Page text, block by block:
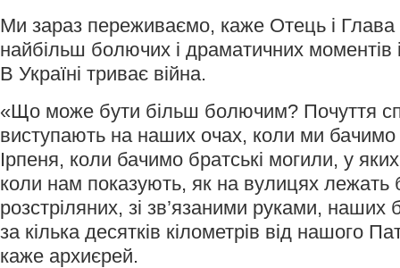
Ми зараз переживаємо, каже Отець і
найбільш болючих і драматичних моментів
В Україні триває війна.
«Що може бути більш болючим? Почуття
виступають на наших очах, коли ми бачимо
Ірпеня, коли бачимо братські могили, у
коли нам показують, як на вулицях лежать
розстріляних, зі зв’язаними руками, наших
за кілька десятків кілометрів від нашого
каже архиєрей.